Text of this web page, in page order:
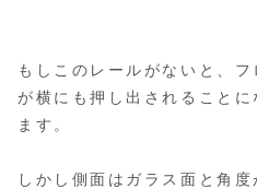
もしこのレールがないと、
が横にも押し出されること
ます。
しかし側面はガラス面と角